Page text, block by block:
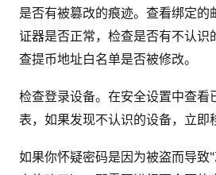
是否有被篡改的痕迹。查看绑定的
证器是否正常，检查是否有不认识
查提币地址白名单是否被修改。
检查登录设备。在安全设置中查看
表，如果发现不认识的设备，立即
如果你怀疑密码是因为被盗而导致